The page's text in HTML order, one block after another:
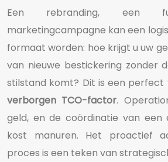
Een rebranding, een
marketingcampagne kan een
formaat worden: hoe krijgt u uw
van nieuwe bestickering zonder
stilstand komt? Dit is een perfect
verborgen TCO-factor.
geld, en de coördinatie van een
kost manuren. Het proactief
proces is een teken van